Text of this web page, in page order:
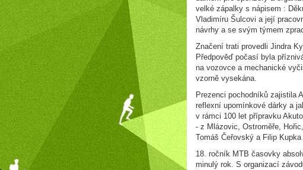
velké zápalky s nápisem :
Vladimíru Šulcovi a její
návrhy a se svým týmem
Značení trati provedli Jindra
Předpověď počasí byla
na vozovce a mechanické
vzorně vysekána.
Prezenci pochodníků zajistila
reflexní upomínkové dárky a
v rámci 100 let přípravku
- z Mlázovic, Ostroměře,
Tomáš Čeřovský a Filip
18. ročník MTB časovky
minulý rok. S organizací